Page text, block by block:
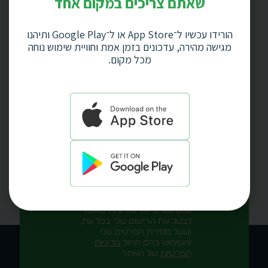
אליכם בשעה הקרובה.
מרצוני החופשי והשימוש בהם כדי
סטטיסטיים. אני מודע/ת שאוכל
לבטל את הרישום שלי בכל עת,
ושעל מסירת הפרטים שלי
והשימוש בהם תחול מדיניות
הפרטיות של האתר
הורידו עכשיו ל־App Store או ל־Google Play ותיהנו
מגישה מהירה, עדכונים בזמן אמת וחוויית שימוש נוחה
מכל מקום.